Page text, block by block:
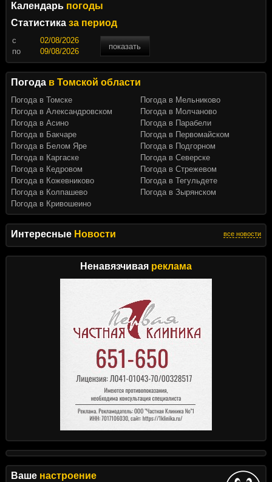
Интересные Новости все новости
Ненавязчивая реклама
Ваше настроение
Календарь погоды
Статистика за период
c
показать
по
Погода в Томской области
Погода в Томске
Погода в Александровском
Погода в Асино
Погода в Бакчаре
Погода в Белом Яре
Погода в Каргаске
Погода в Кедровом
Погода в Кожевниково
Погода в Колпашево
Погода в Кривошеино
Погода в Мельниково
Погода в Молчаново
Погода в Парабели
Погода в Первомайском
Погода в Подгорном
Погода в Северске
Погода в Стрежевом
Погода в Тегульдете
Погода в Зырянском